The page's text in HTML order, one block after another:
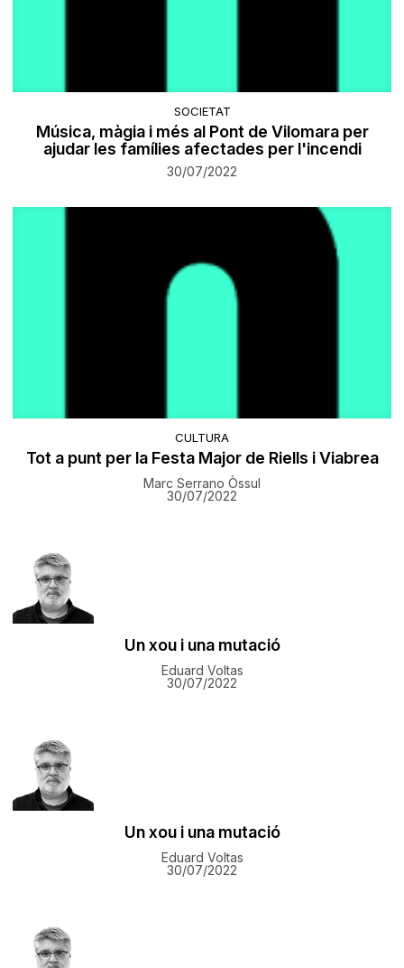
SOCIETAT
Música, màgia i més al Pont de Vilomara per
ajudar les famílies afectades per l'incendi
30/07/2022
CULTURA
Tot a punt per la Festa Major de Riells i Viabrea
Marc Serrano Òssul
30/07/2022
Un xou i una mutació
Eduard Voltas
30/07/2022
Un xou i una mutació
Eduard Voltas
30/07/2022